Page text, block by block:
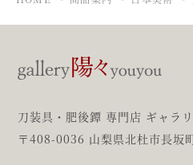
刀装具・肥後鐔 専門店 ギャラ
〒408-0036 山梨県北杜市長坂